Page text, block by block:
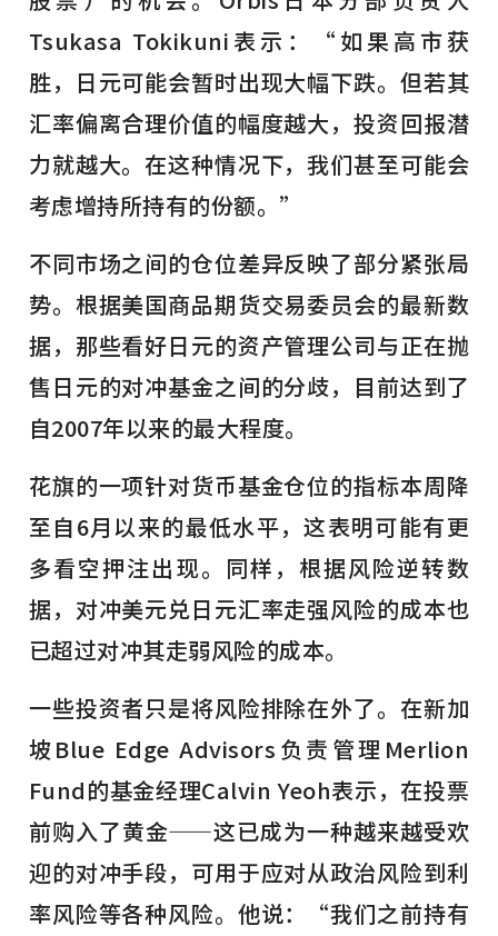
Tsukasa Tokikuni表示：“如果高市获
胜，日元可能会暂时出现大幅下跌。但若其
汇率偏离合理价值的幅度越大，投资回报潜
力就越大。在这种情况下，我们甚至可能会
考虑增持所持有的份额。”
不同市场之间的仓位差异反映了部分紧张局
势。根据美国商品期货交易委员会的最新数
据，那些看好日元的资产管理公司与正在抛
售日元的对冲基金之间的分歧，目前达到了
自2007年以来的最大程度。
花旗的一项针对货币基金仓位的指标本周降
至自6月以来的最低水平，这表明可能有更
多看空押注出现。同样，根据风险逆转数
据，对冲美元兑日元汇率走强风险的成本也
已超过对冲其走弱风险的成本。
一些投资者只是将风险排除在外了。在新加
坡Blue Edge Advisors负责管理Merlion
Fund的基金经理Calvin Yeoh表示，在投票
前购入了黄金——这已成为一种越来越受欢
迎的对冲手段，可用于应对从政治风险到利
率风险等各种风险。他说：“我们之前持有